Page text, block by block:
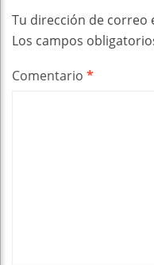
Tu dirección de correo
Los campos
Comentario *